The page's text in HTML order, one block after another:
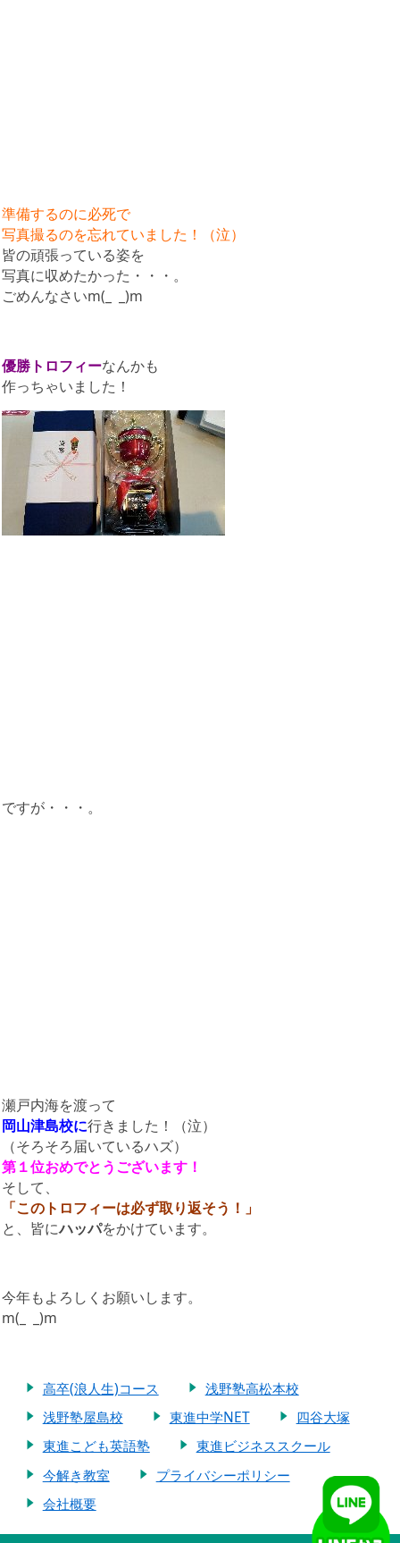
準備するのに必死で
写真撮るのを忘れていました！（泣）
皆の頑張っている姿を
写真に収めたかった・・・。
ごめんなさいm(_ _)m
優勝トロフィーなんかも
作っちゃいました！
ですが・・・。
瀬戸内海を渡って
岡山津島校に行きました！（泣）
（そろそろ届いているハズ）
第１位おめでとうございます！
そして、
「このトロフィーは必ず取り返そう！」
と、皆にハッパをかけています。
今年もよろしくお願いします。
m(_ _)m
高卒(浪人生)コース
浅野塾高松本校
浅野塾屋島校
東進中学NET
四谷大塚
東進こども英語塾
東進ビジネススクール
今解き教室
プライバシーポリシー
会社概要